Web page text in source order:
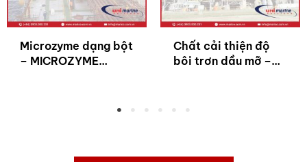
Microzyme dạng bột
– MICROZYME
Chất cải thiện độ
bôi trơn dầu mỡ –